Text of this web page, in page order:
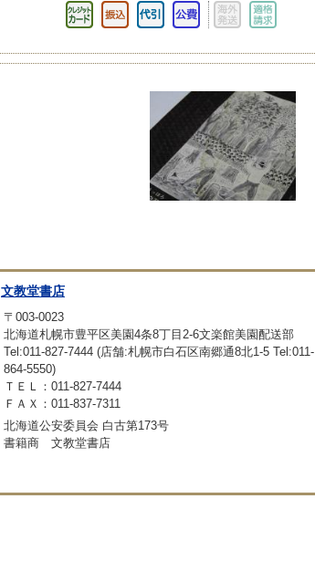
文教堂書店
〒003-0023
北海道札幌市豊平区美園4条8丁目2-6文楽館美園配送部
Tel:011-827-7444 (店舗:札幌市白石区南郷通8北1-5 Tel:011-
864-5550)
ＴＥＬ：011-827-7444
ＦＡＸ：011-837-7311
北海道公安委員会 白古第173号
書籍商 文教堂書店